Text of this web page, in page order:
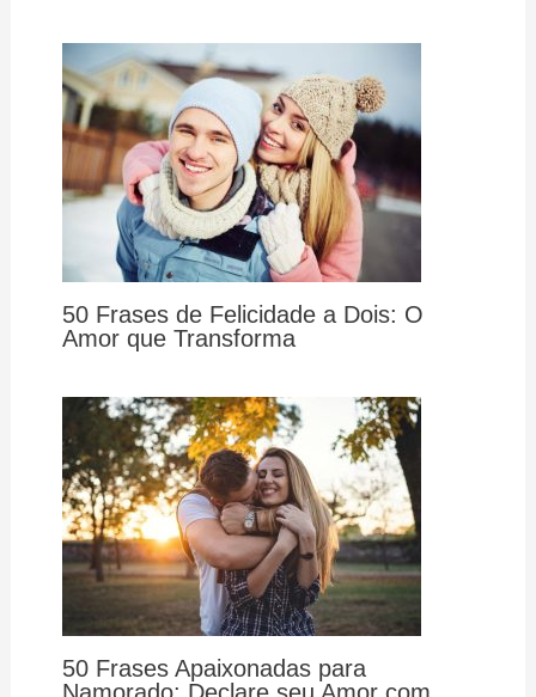
50 Frases de Felicidade a Dois: O
Amor que Transforma
50 Frases Apaixonadas para